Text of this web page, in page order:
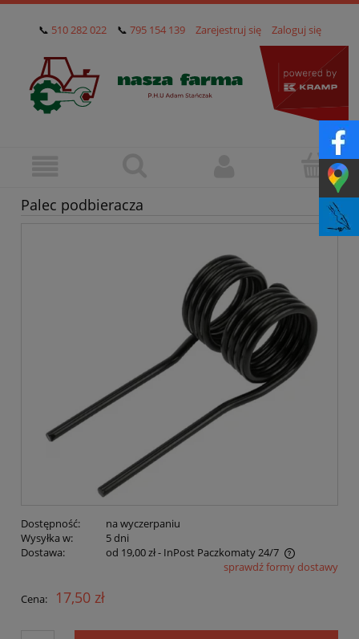
📞 510 282 022 📞 795 154 139 Zarejestruj się Zaloguj się
Palec podbieracza
Dostępność:
na wyczerpaniu
Wysyłka w:
5 dni
Dostawa:
od 19,00 zł- InPost Paczkomaty 24/7
Cena nie zawiera ewentualnych kosztów płatnościsprawdź formy dostawy
Cena: 17,50 zł